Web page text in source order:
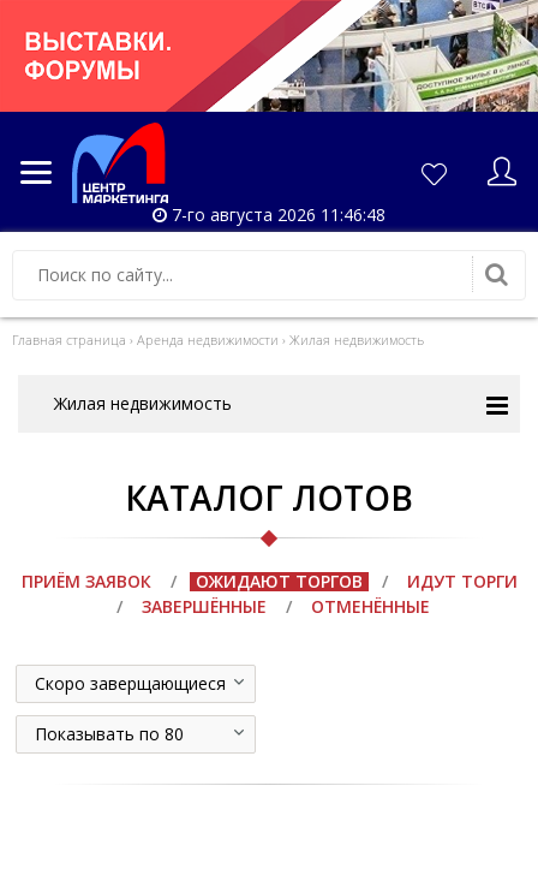
7-го августа 2026 11:46:48
Главная страница › Аренда недвижимости › Жилая недвижимость
Жилая недвижимость
КАТАЛОГ ЛОТОВ
ПРИЁМ ЗАЯВОК / ОЖИДАЮТ ТОРГОВ /
ИДУТ ТОРГИ
/
ЗАВЕРШЁННЫЕ / ОТМЕНЁННЫЕ
Скоро заверщающиеся
Показывать по 80